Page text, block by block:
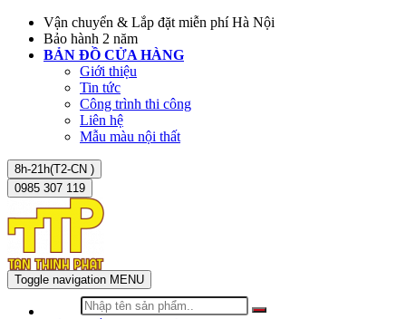
Vận chuyển & Lắp đặt miễn phí Hà Nội
Bảo hành 2 năm
BẢN ĐỒ CỬA HÀNG
Giới thiệu
Tin tức
Công trình thi công
Liên hệ
Mẫu màu nội thất
8h-21h(T2-CN )
0985 307 119
Toggle navigation MENU